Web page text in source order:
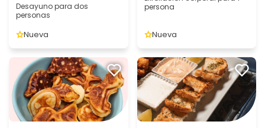
Desayuno para dos
personas
Nueva
persona
Nueva